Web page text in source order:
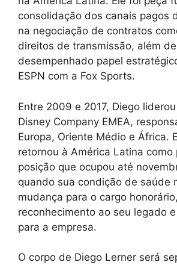
consolidação dos canais pagos
na negociação de contratos
direitos de transmissão, além
desempenhado papel
ESPN com a Fox Sports.
Entre 2009 e 2017, Diego
Disney Company EMEA,
Europa, Oriente Médio e África.
retornou à América Latina como
posição que ocupou até
quando sua condição de saúde
mudança para o cargo
reconhecimento ao seu legado
para a empresa.
O corpo de Diego Lerner será